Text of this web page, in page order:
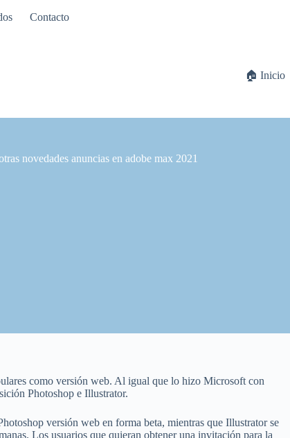
Contacto
🏠 Inicio
novedades anuncias en adobe max 2021
como versión web. Al igual que lo hizo Microsoft con
Photoshop e Illustrator.
versión web en forma beta, mientras que Illustrator se
Los usuarios que quieran obtener una invitación para la